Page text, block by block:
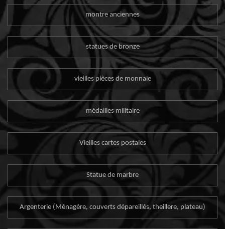
montre anciennes
statues de bronze
vieilles pièces de monnaie
médailles militaire
Vieilles cartes postales
Statue de marbre
Argenterie (Ménagère, couverts dépareillés, theillere, plateau)